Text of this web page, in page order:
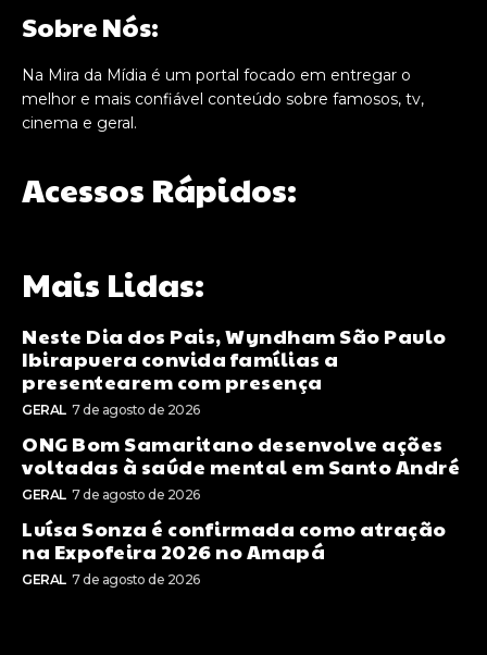
Sobre Nós:
Na Mira da Mídia é um portal focado em entregar o
melhor e mais confiável conteúdo sobre famosos, tv,
cinema e geral.
Acessos Rápidos:
Mais Lidas:
Neste Dia dos Pais, Wyndham São Paulo
Ibirapuera convida famílias a
presentearem com presença
GERAL 7 de agosto de 2026
ONG Bom Samaritano desenvolve ações
voltadas à saúde mental em Santo André
GERAL 7 de agosto de 2026
Luísa Sonza é confirmada como atração
na Expofeira 2026 no Amapá
GERAL 7 de agosto de 2026